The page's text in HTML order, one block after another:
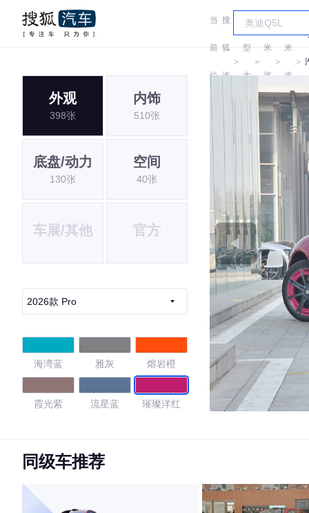
当
前
位
搜
狐
汽
＞
车
型
大
＞
小
米
汽
＞
米
汽
车
＞
外观
398张
内饰
510张
底盘/动力
130张
空间
40张
车展/其他 官方
2026款 Pro
海湾蓝 雅灰 熔岩橙
霞光紫 流星蓝 璀璨洋红
4.43
同级车推荐